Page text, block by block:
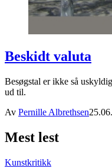
Beskidt valuta
Besøgstal er ikke så
ud til.
Av Pernille Albrethsen
Mest lest
Kunstkritikk